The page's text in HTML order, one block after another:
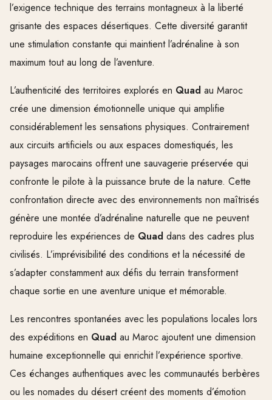
l’exigence technique des terrains montagneux à la liberté
grisante des espaces désertiques. Cette diversité garantit
une stimulation constante qui maintient l’adrénaline à son
maximum tout au long de l’aventure.
L’authenticité des territoires explorés en Quad au Maroc
crée une dimension émotionnelle unique qui amplifie
considérablement les sensations physiques. Contrairement
aux circuits artificiels ou aux espaces domestiqués, les
paysages marocains offrent une sauvagerie préservée qui
confronte le pilote à la puissance brute de la nature. Cette
confrontation directe avec des environnements non maîtrisés
génère une montée d’adrénaline naturelle que ne peuvent
reproduire les expériences de Quad dans des cadres plus
civilisés. L’imprévisibilité des conditions et la nécessité de
s’adapter constamment aux défis du terrain transforment
chaque sortie en une aventure unique et mémorable.
Les rencontres spontanées avec les populations locales lors
des expéditions en Quad au Maroc ajoutent une dimension
humaine exceptionnelle qui enrichit l’expérience sportive.
Ces échanges authentiques avec les communautés berbères
ou les nomades du désert créent des moments d’émotion